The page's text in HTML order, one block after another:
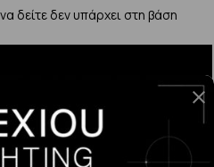
δείτε δεν υπάρχει στη βάση